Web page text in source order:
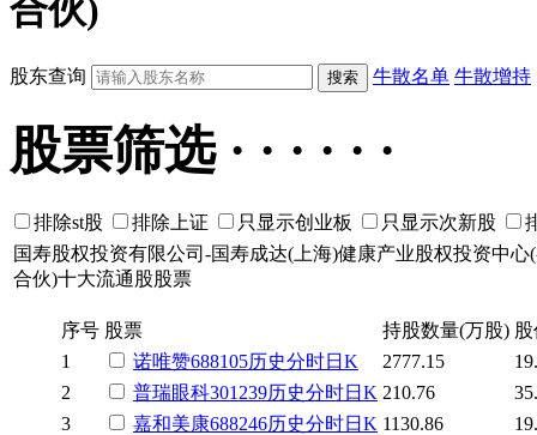
合伙)
股东查询 牛散名单 牛散增持
股票筛选 · · · · · ·
排除st股 排除上证 只显示创业板 只显示次新股
国寿股权投资有限公司-国寿成达(上海)健康产业股权投资中心
合伙)十大流通股股票
序号 股票 持股数量(万股)
1
诺唯赞688105历史分时日K 2777.15
2
普瑞眼科301239历史分时日K 210.76
3
嘉和美康688246历史分时日K 1130.86